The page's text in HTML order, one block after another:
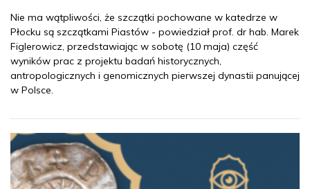
Nie ma wątpliwości, że szczątki pochowane w katedrze w
Płocku są szczątkami Piastów - powiedział prof. dr hab. Marek
Figlerowicz, przedstawiając w sobotę (10 maja) część
wyników prac z projektu badań historycznych,
antropologicznych i genomicznych pierwszej dynastii panującej
w Polsce.